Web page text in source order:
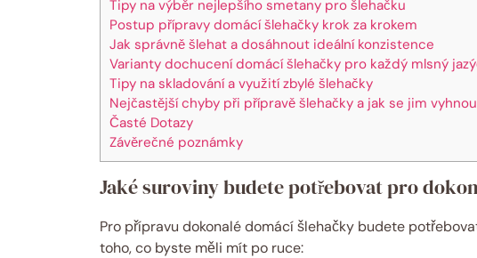
Tipy na výběr nejlepšího smetany pro šlehačku
Postup přípravy domácí šlehačky krok za krokem
Jak správně šlehat a dosáhnout ideální konzistence
Varianty dochucení domácí šlehačky pro každý mlsný
Tipy na skladování a využití zbylé šlehačky
Nejčastější chyby při přípravě šlehačky a jak se jim
Časté Dotazy
Závěrečné poznámky
Jaké suroviny budete potřebovat pro
Pro přípravu dokonalé domácí šlehačky budete
toho, co byste měli mít po ruce: